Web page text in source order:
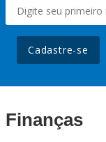
Cadastre-se
Finanças